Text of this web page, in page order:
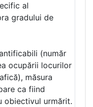
al
gradului de
(număr
ocupării locurilor
măsura
ca fiind
obiectivul urmărit.